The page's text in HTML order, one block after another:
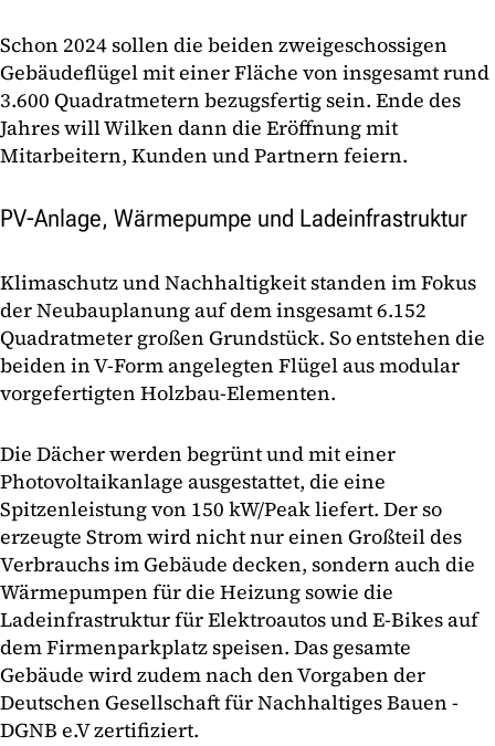
Schon 2024 sollen die beiden zweigeschossigen
Gebäudeflügel mit einer Fläche von insgesamt rund
3.600 Quadratmetern bezugsfertig sein. Ende des
Jahres will Wilken dann die Eröffnung mit
Mitarbeitern, Kunden und Partnern feiern.
PV-Anlage, Wärmepumpe und Ladeinfrastruktur
Klimaschutz und Nachhaltigkeit standen im Fokus
der Neubauplanung auf dem insgesamt 6.152
Quadratmeter großen Grundstück. So entstehen die
beiden in V-Form angelegten Flügel aus modular
vorgefertigten Holzbau-Elementen.
Die Dächer werden begrünt und mit einer
Photovoltaikanlage ausgestattet, die eine
Spitzenleistung von 150 kW/Peak liefert. Der so
erzeugte Strom wird nicht nur einen Großteil des
Verbrauchs im Gebäude decken, sondern auch die
Wärmepumpen für die Heizung sowie die
Ladeinfrastruktur für Elektroautos und E-Bikes auf
dem Firmenparkplatz speisen. Das gesamte
Gebäude wird zudem nach den Vorgaben der
Deutschen Gesellschaft für Nachhaltiges Bauen -
DGNB e.V zertifiziert.